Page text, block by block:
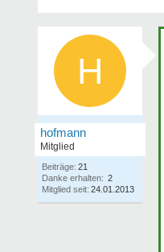
H
hofmann
Mitglied
Beiträge: 21
Danke erhalten: 2
Mitglied seit: 24.01.2013